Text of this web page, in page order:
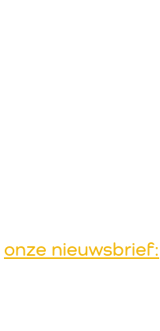
onze nieuwsbrief: